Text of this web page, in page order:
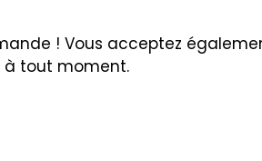
! Vous acceptez
à tout moment.